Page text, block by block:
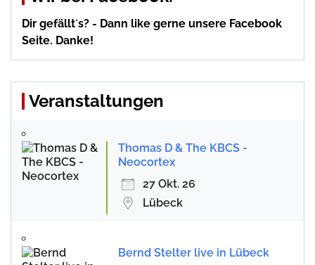
Dir gefällt´s? - Dann like gerne unsere Facebook
Seite. Danke!
Veranstaltungen
Thomas D & The KBCS -
Neocortex
27 Okt. 26
Lübeck
Bernd Stelter live in Lübeck